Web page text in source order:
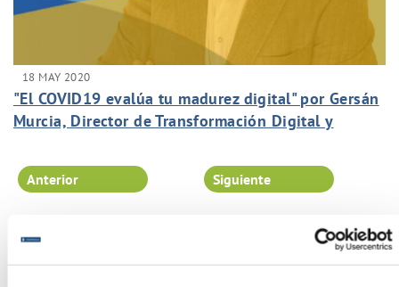
18 MAY 2020
"El COVID19 evalúa tu madurez digital" por Gersán
Murcia, Director de Transformación Digital y
Página 84 de 102
Anterior Siguiente